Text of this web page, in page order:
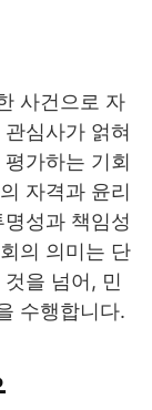
사건으로 자
심사가 얽혀
가하는 기회
자격과 윤리
성과 책임성
의 의미는 단
을 넘어, 민
수행합니다.